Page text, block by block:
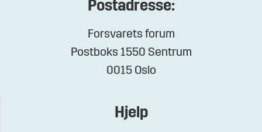
Postadresse:
Forsvarets forum
Postboks 1550 Sentrum
0015 Oslo
Hjelp